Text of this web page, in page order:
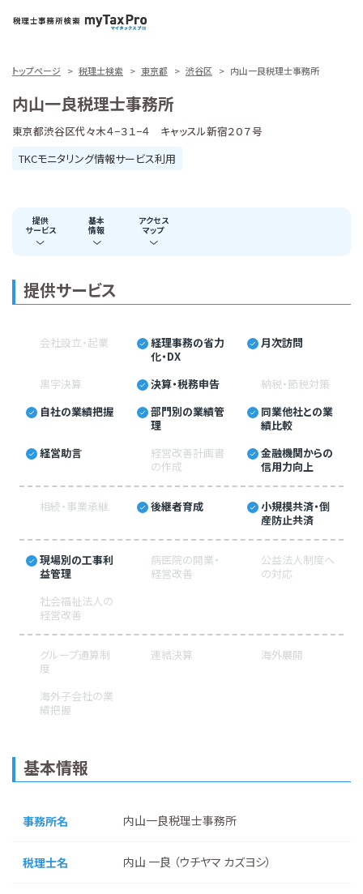
トップページ 税理士検索 東京都 渋谷区 内山一良税理士事務所
内山一良税理士事務所
東京都渋谷区代々木４−３１−４ キャッスル新宿２０７号
TKCモニタリング情報サービス利用
提供
サービス
基本
情報
アクセス
マップ
提供サービス
会社設立・起業
経理事務の省力
化・DX
月次訪問
黒字決算 決算・税務申告
納税・節税対策
自社の業績把握
部門別の業績管
理
同業他社との業
績比較
経営助言
経営改善計画書
の作成
金融機関からの
信用力向上
相続・事業承継 後継者育成
小規模共済・倒
産防止共済
現場別の工事利
益管理
病医院の開業・
経営改善
公益法人制度へ
の対応
社会福祉法人の
経営改善
グループ通算制
度
連結決算 海外展開
海外子会社の業
績把握
基本情報
事務所名 内山一良税理士事務所
税理士名 内山 一良 （ウチヤマ カズヨシ）